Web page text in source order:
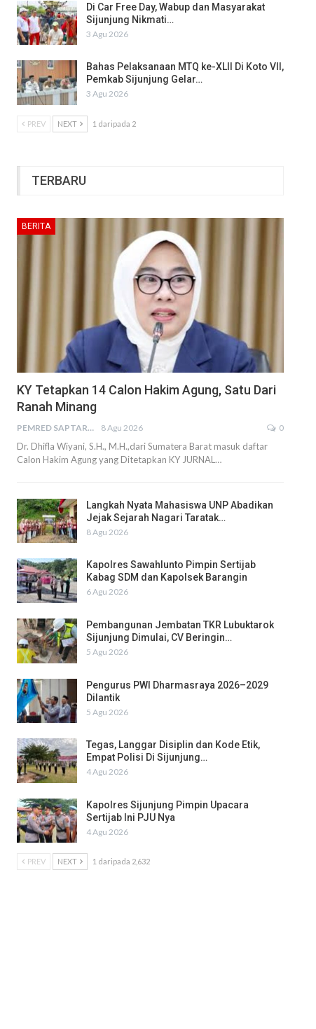
Di Car Free Day, Wabup dan Masyarakat
Sijunjung Nikmati…
3 Agu 2026
Bahas Pelaksanaan MTQ ke-XLII Di Koto VII,
Pemkab Sijunjung Gelar…
3 Agu 2026
PREV NEXT 1 daripada 2
TERBARU
BERITA
KY Tetapkan 14 Calon Hakim Agung, Satu Dari
Ranah Minang
PEMRED SAPTARIUS 8 Agu 2026 0
Dr. Dhifla Wiyani, S.H., M.H.,dari Sumatera Barat masuk daftar
Calon Hakim Agung yang Ditetapkan KY JURNAL…
Langkah Nyata Mahasiswa UNP Abadikan
Jejak Sejarah Nagari Taratak…
8 Agu 2026
Kapolres Sawahlunto Pimpin Sertijab
Kabag SDM dan Kapolsek Barangin
6 Agu 2026
Pembangunan Jembatan TKR Lubuktarok
Sijunjung Dimulai, CV Beringin…
5 Agu 2026
Pengurus PWI Dharmasraya 2026–2029
Dilantik
5 Agu 2026
Tegas, Langgar Disiplin dan Kode Etik,
Empat Polisi Di Sijunjung…
4 Agu 2026
Kapolres Sijunjung Pimpin Upacara
Sertijab Ini PJU Nya
4 Agu 2026
PREV NEXT 1 daripada 2,632